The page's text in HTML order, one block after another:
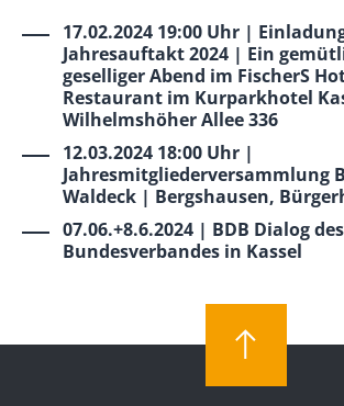
17.02.2024 19:00 Uhr |
Jahresauftakt 2024 | Ein
geselliger Abend im FischerS
Restaurant im Kurparkhotel
Wilhelmshöher Allee 336
12.03.2024 18:00 Uhr |
Jahresmitgliederversammlung
Waldeck | Bergshausen,
07.06.+8.6.2024 | BDB Dialog des
Bundesverbandes in Kassel